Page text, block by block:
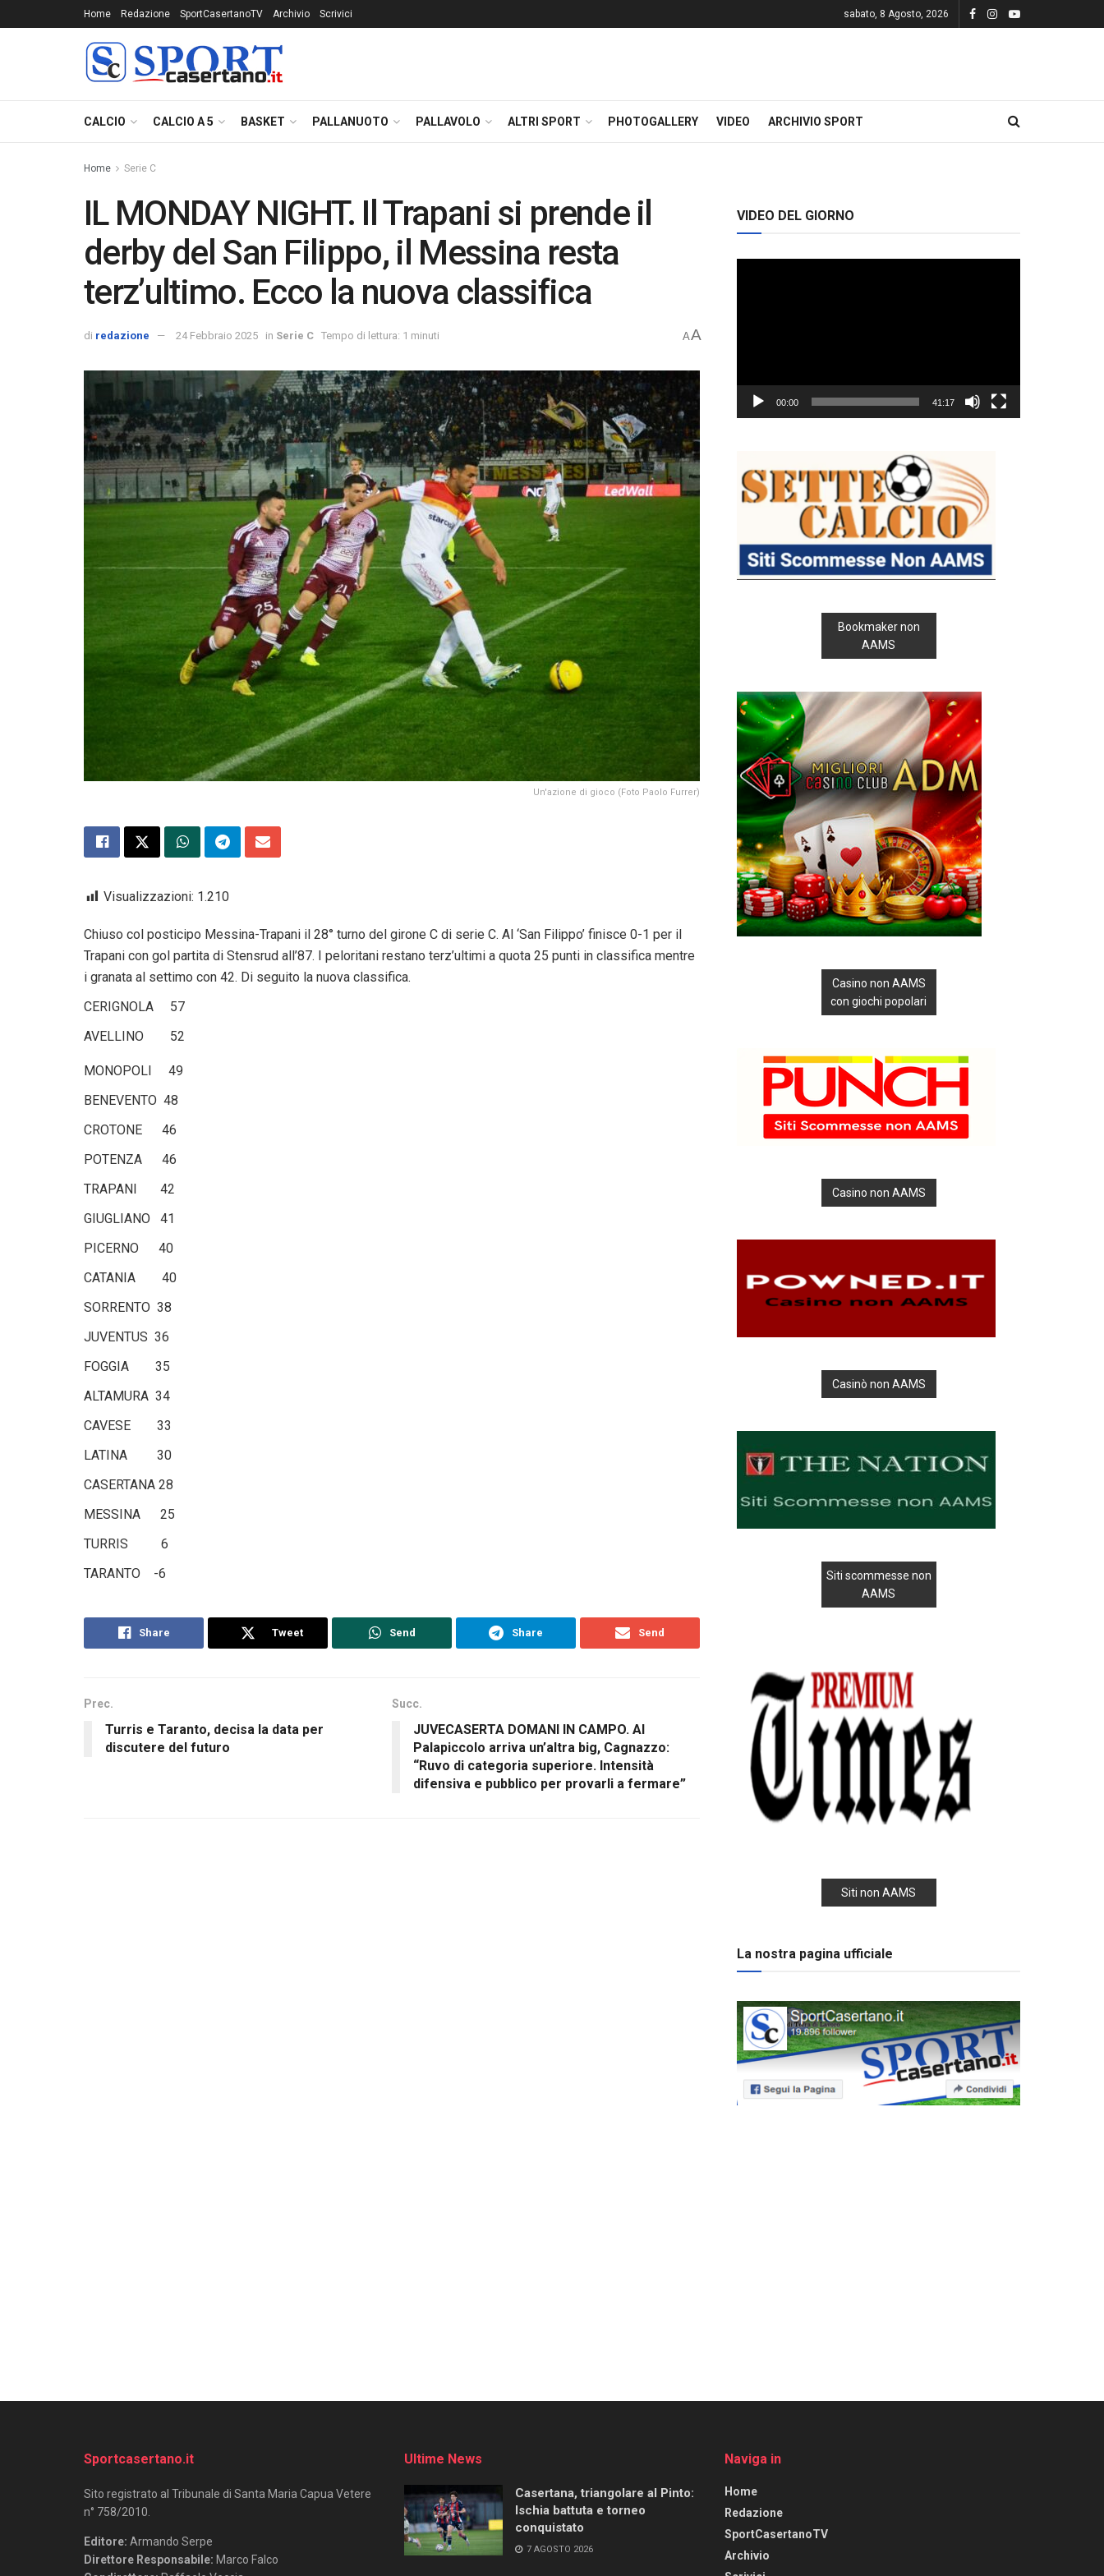
Home Redazione SportCasertanoTV Archivio Scrivici sabato, 8 Agosto, 2026
CALCIO CALCIO A 5 BASKET PALLANUOTO PALLAVOLO ALTRI SPORT PHOTOGALLERY VIDEO ARCHIVIO SPORT
Home Serie C
IL MONDAY NIGHT. Il Trapani si prende il
derby del San Filippo, il Messina resta
terz’ultimo. Ecco la nuova classifica
di redazione 24 Febbraio 2025 in Serie C Tempo di lettura: 1 minuti AA
Un'azione di gioco (Foto Paolo Furrer)
Visualizzazioni: 1.210
Chiuso col posticipo Messina-Trapani il 28° turno del girone C di serie C. Al ‘San Filippo’ finisce 0-1 per il
Trapani con gol partita di Stensrud all’87. I peloritani restano terz’ultimi a quota 25 punti in classifica mentre
i granata al settimo con 42. Di seguito la nuova classifica.
CERIGNOLA 57
AVELLINO 52
MONOPOLI 49
BENEVENTO 48
CROTONE 46
POTENZA 46
TRAPANI 42
GIUGLIANO 41
PICERNO 40
CATANIA 40
SORRENTO 38
JUVENTUS 36
FOGGIA 35
ALTAMURA 34
CAVESE 33
LATINA 30
CASERTANA 28
MESSINA 25
TURRIS 6
TARANTO -6
Share Tweet Send Share Send
Prec.
Turris e Taranto, decisa la data per
discutere del futuro
Succ.
JUVECASERTA DOMANI IN CAMPO. Al
Palapiccolo arriva un’altra big, Cagnazzo:
“Ruvo di categoria superiore. Intensità
difensiva e pubblico per provarli a fermare”
VIDEO DEL GIORNO
00:00 41:17
Bookmaker non
AAMS
Casino non AAMS
con giochi popolari
Casino non AAMS
Casinò non AAMS
Siti scommesse non
AAMS
Siti non AAMS
La nostra pagina ufficiale
Sportcasertano.it
Sito registrato al Tribunale di Santa Maria Capua Vetere
n° 758/2010.
Editore: Armando Serpe
Direttore Responsabile: Marco Falco
Ultime News
Casertana, triangolare al Pinto:
Ischia battuta e torneo
conquistato
7 AGOSTO 2026
Naviga in
Home
Redazione
SportCasertanoTV
Archivio